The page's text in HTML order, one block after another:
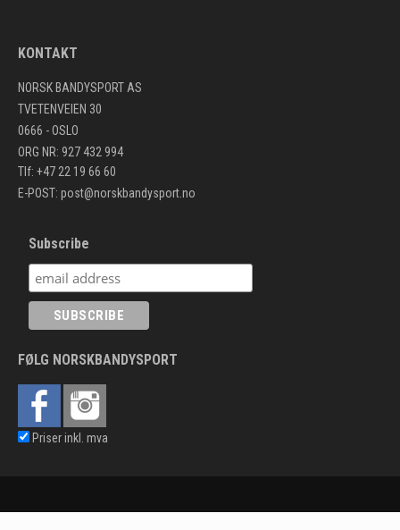
KONTAKT
NORSK BANDYSPORT AS
TVETENVEIEN 30
0666 - OSLO
ORG NR: 927 432 994
Tlf: +47 22 19 66 60
E-POST: post@norskbandysport.no
Subscribe
FØLG NORSKBANDYSPORT
Priser inkl. mva